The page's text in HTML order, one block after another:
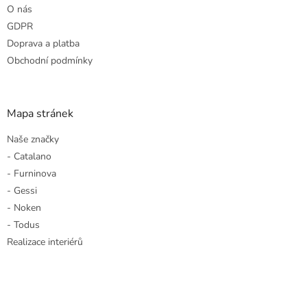
O nás
GDPR
Doprava a platba
Obchodní podmínky
Mapa stránek
Naše značky
- Catalano
- Furninova
- Gessi
- Noken
- Todus
Realizace interiérů